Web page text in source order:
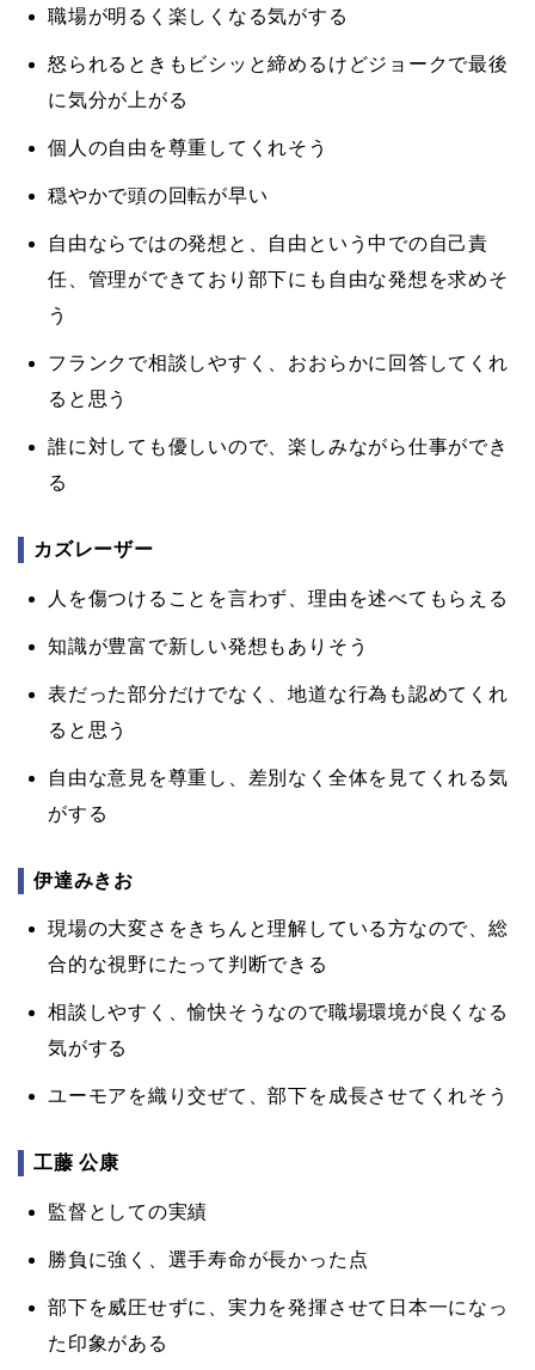
職場が明るく楽しくなる気がする
怒られるときもビシッと締めるけどジョークで最後
に気分が上がる
個人の自由を尊重してくれそう
穏やかで頭の回転が早い
自由ならではの発想と、自由という中での自己責
任、管理ができており部下にも自由な発想を求めそ
う
フランクで相談しやすく、おおらかに回答してくれ
ると思う
誰に対しても優しいので、楽しみながら仕事ができ
る
カズレーザー
人を傷つけることを言わず、理由を述べてもらえる
知識が豊富で新しい発想もありそう
表だった部分だけでなく、地道な行為も認めてくれ
ると思う
自由な意見を尊重し、差別なく全体を見てくれる気
がする
伊達みきお
現場の大変さをきちんと理解している方なので、総
合的な視野にたって判断できる
相談しやすく、愉快そうなので職場環境が良くなる
気がする
ユーモアを織り交ぜて、部下を成長させてくれそう
工藤 公康
監督としての実績
勝負に強く、選手寿命が長かった点
部下を威圧せずに、実力を発揮させて日本一になっ
た印象がある